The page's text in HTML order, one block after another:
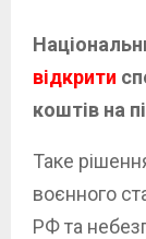
відкрити
коштів на
Таке
воєнного
РФ та